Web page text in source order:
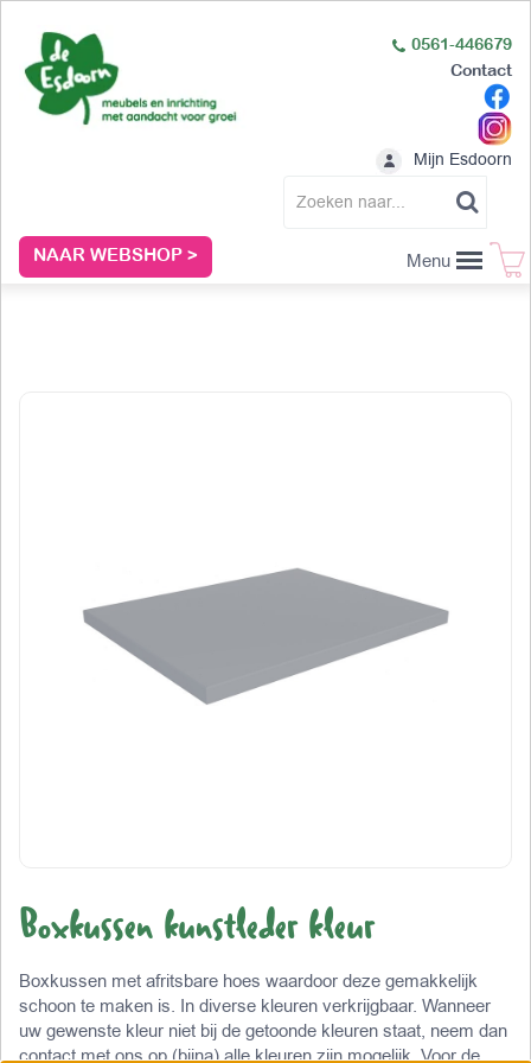
NAAR WEBSHOP >
0561-446679
Contact
Mijn Esdoorn
Menu
Boxkussen kunstleder kleur
Boxkussen met afritsbare hoes waardoor deze gemakkelijk
schoon te maken is. In diverse kleuren verkrijgbaar. Wanneer
uw gewenste kleur niet bij de getoonde kleuren staat, neem dan
contact met ons op (bijna) alle kleuren zijn mogelijk. Voor de